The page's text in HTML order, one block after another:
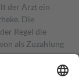
der Arzt ein
Die
Regel die
als Zuzahlung
von zehn